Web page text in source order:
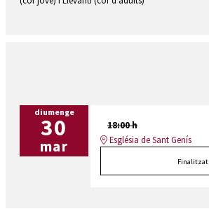
diumenge
30
mar
18:00 h
Església de Sant Genís
Finalitzat